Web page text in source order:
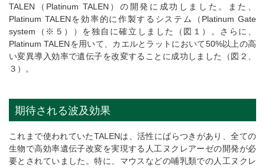
TALEN（Platinum TALEN）の開発に成功しました。また、
Platinum TALENを効率的に作製するシステム（Platinum Gate
system（※５））を独自に確立しました（図１）。さらに、
Platinum TALENを用いて、カエルとラットにおいて50%以上の高
い変異導入効率で遺伝子を改変することに成功しました（図２、
３）。
期待される波及効果
これまで使われていたTALENは、活性にばらつきがあり、全ての
生物で高効率遺伝子改変を実現する人工ヌクレアーゼの開発が必
要とされていました。特に、マウスなどの哺乳類での人工ヌクレ